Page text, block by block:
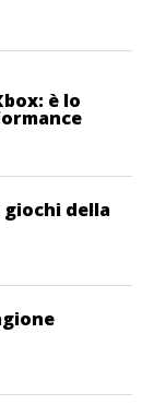
è lo
della